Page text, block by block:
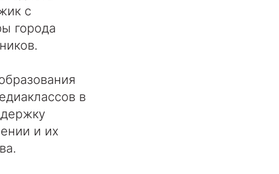
с
города
в
и их